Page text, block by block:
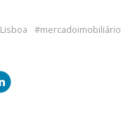
Lisboa mercadoimobiliário